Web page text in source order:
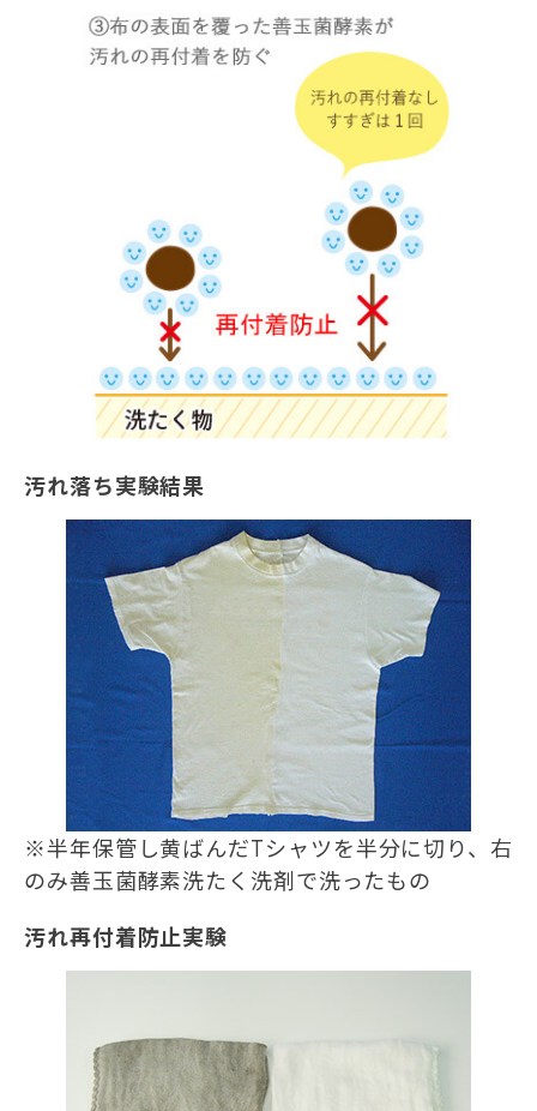
汚れ落ち実験結果
※半年保管し黄ばんだTシャツを半分に切り、右
のみ善玉菌酵素洗たく洗剤で洗ったもの
汚れ再付着防止実験